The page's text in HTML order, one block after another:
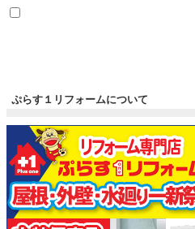
ぷらす１リフォームについて